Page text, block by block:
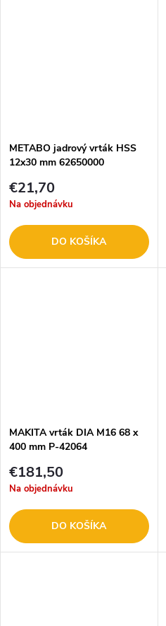
METABO jadrový vrták HSS
12x30 mm 62650000
€21,70
Na objednávku
DO KOŠÍKA
MAKITA vrták DIA M16 68 x
400 mm P-42064
€181,50
Na objednávku
DO KOŠÍKA